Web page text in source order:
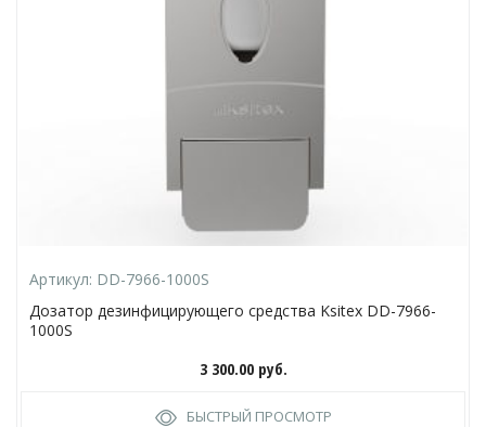
Артикул: DD-7966-1000S
Дозатор дезинфицирующего средства Ksitex DD-7966-
1000S
3 300.00 руб.
БЫСТРЫЙ ПРОСМОТР